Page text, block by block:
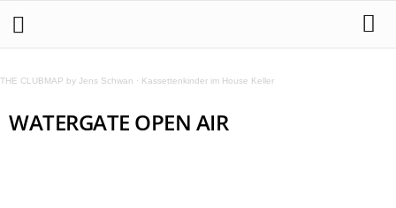
THE CLUBMAP by Jens Schwan · Kassettenkinder im House Keller
WATERGATE OPEN AIR